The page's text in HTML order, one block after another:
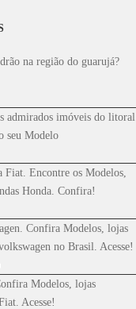
na região do guarujá?
admirados imóveis do litoral
seu Modelo
Fiat. Encontre os Modelos,
Honda. Confira!
Confira Modelos, lojas
no Brasil. Acesse!
Modelos, lojas
Acesse!